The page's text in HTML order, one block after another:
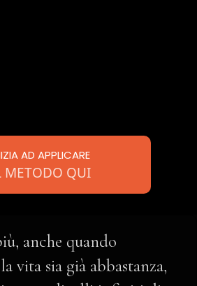
AD APPLICARE
METODO QUI
anche quando
vita sia già abbastanza,